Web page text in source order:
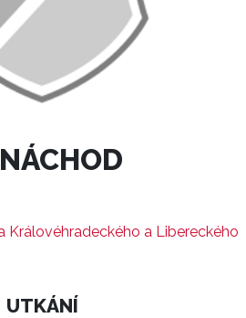
Královéhradeckého a Libereckého
UTKÁNÍ